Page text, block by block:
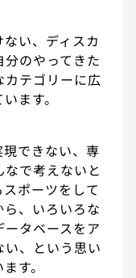
い、ディスカ
のやってきた
カテゴリーに広
ます。
できない、専
で考えないと
ポーツをして
、いろいろな
タベースをア
い、という思い
す。